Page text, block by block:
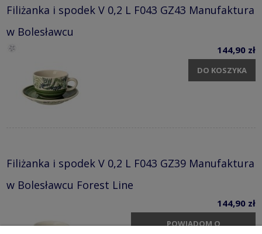
Filiżanka i spodek V 0,2 L F043 GZ43 Manufaktura
w Bolesławcu
144,90 zł
DO KOSZYKA
Filiżanka i spodek V 0,2 L F043 GZ39 Manufaktura
w Bolesławcu Forest Line
144,90 zł
POWIADOM O